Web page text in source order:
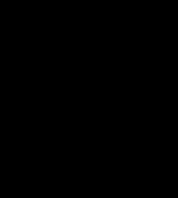
власть
А
выводит на улицы
на Навального,
бунта. А в школе
переходит в
зуб.